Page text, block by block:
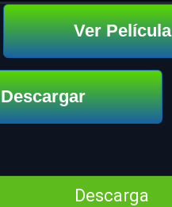
Ver Película
Descargar
Descarga